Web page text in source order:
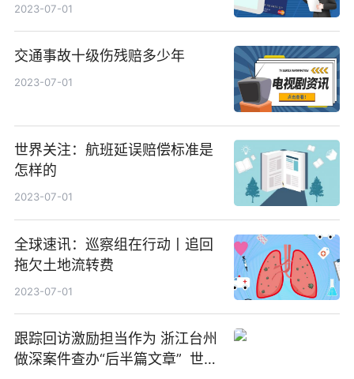
2023-07-01
交通事故十级伤残赔多少年
2023-07-01
世界关注：航班延误赔偿标准是
怎样的
2023-07-01
全球速讯：巡察组在行动丨追回
拖欠土地流转费
2023-07-01
跟踪回访激励担当作为 浙江台州
做深案件查办“后半篇文章” 世界